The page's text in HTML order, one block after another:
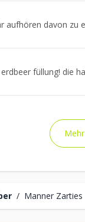
/ Manner Zarties
aufhören davon zu
füllung! die